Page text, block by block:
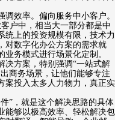
效率。偏向服务中小客户。
户中，相当大一部分都是中
统上的投资规模有限，技术力
对数字化办公方案的需求就
务模式进行场景化定制。
方案，特别强调“一站式解
商务场景，让他们能够专注
案投入太多人力物力，真正实
”，就是这个解决思路的具体
能够以极高效率、轻松解决包